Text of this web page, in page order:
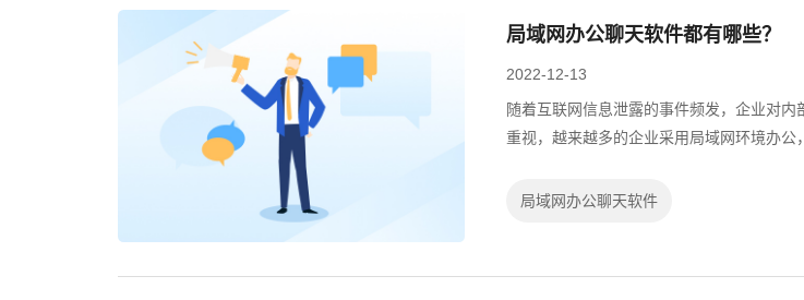
局域网办公聊天软件都有哪些？
2022-12-13
随着互联网信息泄露的事件频发，企业对内
重视，越来越多的企业采用局域网环境办公
么局域网办公聊天软件都有哪些？下...
局域网办公聊天软件